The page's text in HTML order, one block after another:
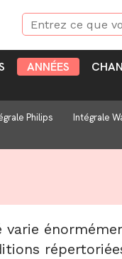
ANNÉES
Philips Intégrale